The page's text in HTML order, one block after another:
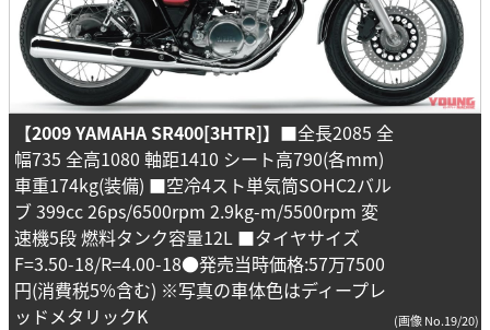
【2009 YAMAHA SR400[3HTR]】 ■全長2085 全
幅735 全高1080 軸距1410 シート高790(各mm)
車重174kg(装備) ■空冷4スト単気筒SOHC2バル
ブ 399cc 26ps/6500rpm 2.9kg-m/5500rpm 変
速機5段 燃料タンク容量12L ■タイヤサイズ
F=3.50-18/R=4.00-18●発売当時価格:57万7500
円(消費税5%含む) ※写真の車体色はディープレ
ッドメタリックK
(画像 No.19/20)